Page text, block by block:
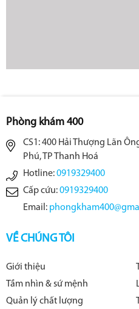
Phòng khám 400
CS1: 400 Hải Thượng Lãn
Phú, TP Thanh Hoá
Hotline:0919329400
Cấp cứu:0919329400
Email:
VỀ CHÚNG TÔI
Giới thiệu
Tầm nhìn & sứ mệnh
Quản lý chất lượng